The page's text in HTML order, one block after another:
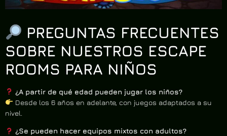
PREGUNTAS FRECUENTES
SOBRE NUESTROS ESCAPE
ROOMS PARA NIÑOS
¿A partir de qué edad pueden jugar los niños?
Desde los 6 años en adelante, con juegos adaptados a su
nivel.
¿Se pueden hacer equipos mixtos con adultos?